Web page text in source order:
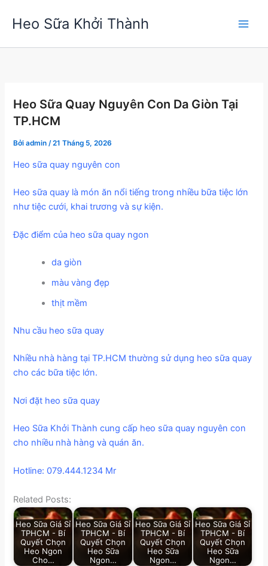
dung
Heo Sữa Khởi Thành
Heo Sữa Quay Nguyên Con Da Giòn Tại
TP.HCM
Bởiadmin/21 Tháng 5, 2026
Heo sữa quay nguyên con
Heo sữa quay là món ăn nổi tiếng trong nhiều bữa tiệc lớn
như tiệc cưới, khai trương và sự kiện.
Đặc điểm của heo sữa quay ngon
da giòn
màu vàng đẹp
thịt mềm
Nhu cầu heo sữa quay
Nhiều nhà hàng tại TP.HCM thường sử dụng heo sữa quay
cho các bữa tiệc lớn.
Nơi đặt heo sữa quay
Heo Sữa Khởi Thành cung cấp heo sữa quay nguyên con
cho nhiều nhà hàng và quán ăn.
Hotline: 079.444.1234 Mr
Related Posts:
Heo Sữa Giá Sỉ
TPHCM - Bí
Quyết Chọn
Heo Ngon
Cho…
Heo Sữa Giá Sỉ
TPHCM - Bí
Quyết Chọn
Heo Sữa
Ngon…
Heo Sữa Giá Sỉ
TPHCM - Bí
Quyết Chọn
Heo Sữa
Ngon…
Heo Sữa Giá Sỉ
TPHCM - Bí
Quyết Chọn
Heo Sữa
Ngon…